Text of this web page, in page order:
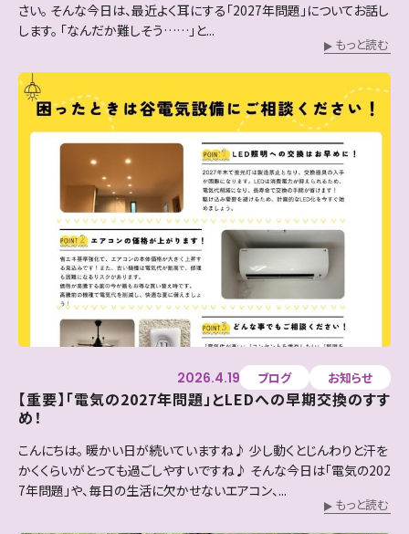
さい。 そんな今日は、最近よく耳にする「2027年問題」についてお話し
します。 「なんだか難しそう……」と...
もっと読む
【重要】「電気の2027年問題」とLEDへの早期交換のすす
め！
2026.4.19 ブログ お知らせ
こんにちは。 暖かい日が続いていますね♪ 少し動くとじんわりと汗を
かくくらいがとっても過ごしやすいですね♪ そんな今日は「電気の202
7年問題」や、毎日の生活に欠かせないエアコン、...
もっと読む